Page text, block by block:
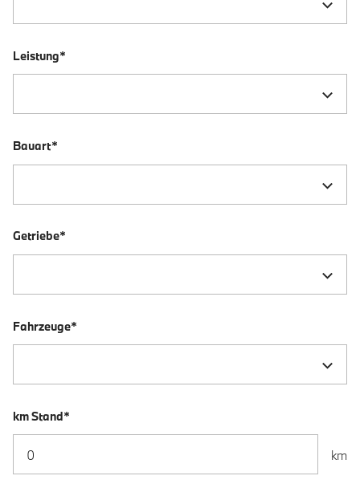
Leistung*
Bauart*
Getriebe*
Fahrzeuge*
km Stand*
km